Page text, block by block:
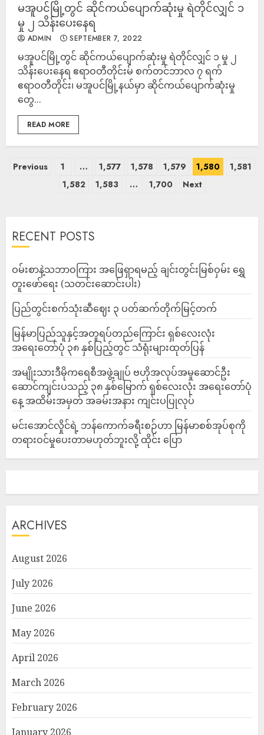
မအူပင်မြို့တွင် ဆိုင်ကယ်ပျောက်ဆုံးမှု ရဲတိုင်လျှင် ၁
မှု ၂ သိန်းပေးနေရ
ADMIN SEPTEMBER 7, 2022
မအူပင်မြို့တွင် ဆိုင်ကယ်ပျောက်ဆုံးမှု ရဲတိုင်လျှင် ၁ မှု ၂
သိန်းပေးနေရ ဧရာဝတီတိုင်းမ် စက်တင်ဘာလ ၇ ရက်
ဧရာဝတီတိုင်း၊ မအူပင်မြို့နယ်မှာ ဆိုင်ကယ်ပျောက်ဆုံးမှု
တွေ...
READ MORE
Previous 1 … 1,577 1,578 1,579 1,580
1,581
1,582
1,583 … 1,700 Next
RECENT POSTS
ဝမ်းစာနဲ့သဘာဝကြား အဖြေရှာရမည့် ချင်းတွင်းမြစ်ဝှမ်း ရွှေ
တူးဖော်ရေး (သတင်းဆောင်းပါး)
ပြည်တွင်းစက်သုံးဆီဈေး ၃ ပတ်ဆက်တိုက်မြင့်တက်
မြန်မာပြည်သူနှင့်အတူရပ်တည်ကြောင်း ရှစ်လေးလုံး
အရေးတော်ပုံ ၃၈ နှစ်ပြည့်တွင် သံရုံးများထုတ်ပြန်
အမျိုးသားဒီမိုကရေစီအဖွဲ့ချုပ် ဗဟိုအလုပ်အမှုဆောင်ဦး
ဆောင်ကျင်းပသည့် ၃၈ နှစ်မြောက် ရှစ်လေးလုံး အရေးတော်ပုံ
နေ့ အထိမ်းအမှတ် အခမ်းအနား ကျင်းပပြုလုပ်
မင်းအောင်လှိုင်ရဲ့ ဘန်ကောက်ခရီးစဉ်ဟာ မြန်မာစစ်အုပ်စုကို
တရားဝင်မှုပေးတာမဟုတ်ဘူးလို့ ထိုင်း ပြော
ARCHIVES
August 2026
July 2026
June 2026
May 2026
April 2026
March 2026
February 2026
January 2026